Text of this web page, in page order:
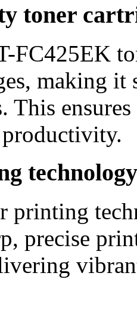
toner
FC425EK
making
This
technology
printing
precise